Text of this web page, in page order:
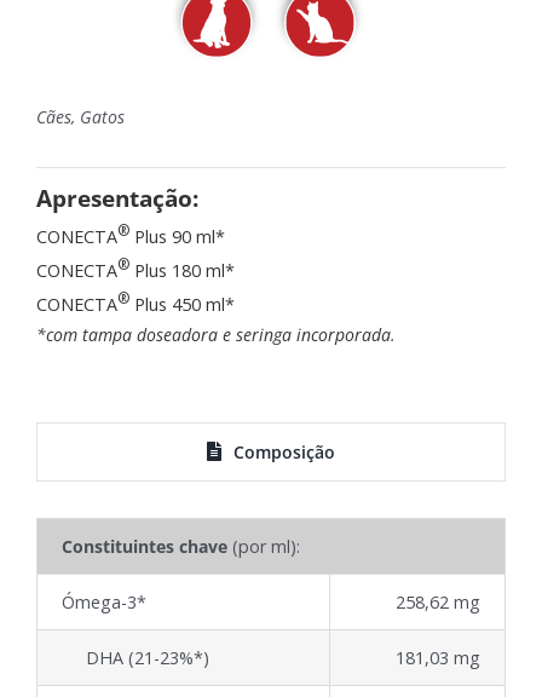
Cães, Gatos
Apresentação:
CONECTA® Plus 90 ml*
CONECTA® Plus 180 ml*
CONECTA® Plus 450 ml*
*com tampa doseadora e seringa incorporada.
Composição
Constituintes chave (por ml):
Ómega-3* 258,62 mg
DHA (21-23%*) 181,03 mg